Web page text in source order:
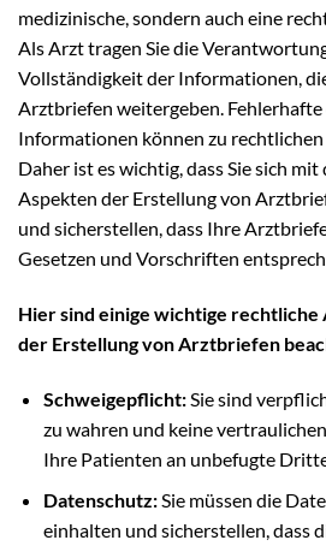
medizinische, sondern auch eine
Als Arzt tragen Sie die
Vollständigkeit der Informationen,
Arztbriefen weitergeben.
Informationen können zu
Daher ist es wichtig, dass Sie sich
Aspekten der Erstellung von
und sicherstellen, dass Ihre
Gesetzen und Vorschriften
Hier sind einige wichtige rechtliche
der Erstellung von Arztbriefen
Schweigepflicht:Sie sind
zu wahren und keine
Ihre Patienten an unbefugte
Datenschutz:Sie müssen die
einhalten und sicherstellen, dass